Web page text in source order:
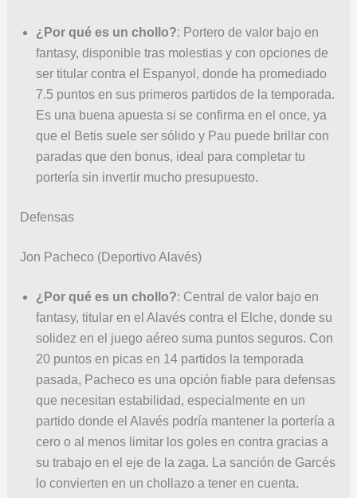
¿Por qué es un chollo?: Portero de valor bajo en
fantasy, disponible tras molestias y con opciones de
ser titular contra el Espanyol, donde ha promediado
7.5 puntos en sus primeros partidos de la temporada.
Es una buena apuesta si se confirma en el once, ya
que el Betis suele ser sólido y Pau puede brillar con
paradas que den bonus, ideal para completar tu
portería sin invertir mucho presupuesto.
Defensas
Jon Pacheco (Deportivo Alavés)
¿Por qué es un chollo?: Central de valor bajo en
fantasy, titular en el Alavés contra el Elche, donde su
solidez en el juego aéreo suma puntos seguros. Con
20 puntos en picas en 14 partidos la temporada
pasada, Pacheco es una opción fiable para defensas
que necesitan estabilidad, especialmente en un
partido donde el Alavés podría mantener la portería a
cero o al menos limitar los goles en contra gracias a
su trabajo en el eje de la zaga. La sanción de Garcés
lo convierten en un chollazo a tener en cuenta.